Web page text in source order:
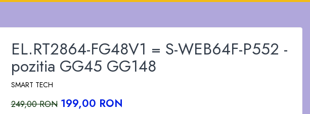
EL.RT2864-FG48V1 = S-WEB64F-P552 -
pozitia GG45 GG148
SMART TECH
249,00 RON 199,00 RON